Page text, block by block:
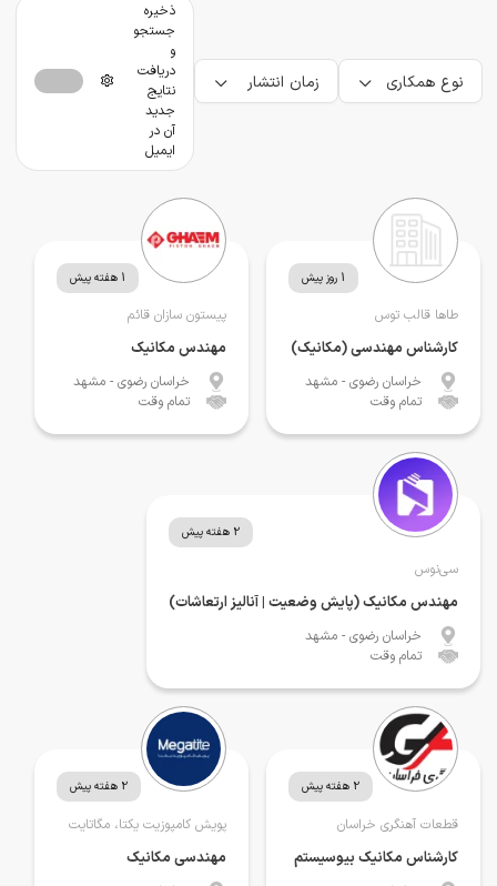
نوع همکاری زمان انتشار
ذخیره
جستجو
و
دریافت
نتایج
جدید
آن در
ایمیل
1 روز پیش
طاها قالب توس
کارشناس مهندسی (مکانیک)
خراسان رضوی - مشهد
تمام وقت
1 هفته پیش
پیستون سازان قائم
مهندس مکانیک
خراسان رضوی - مشهد
تمام وقت
2 هفته پیش
سی‌نوس
مهندس مکانیک (پایش وضعیت | آنالیز ارتعاشات)
خراسان رضوی - مشهد
تمام وقت
2 هفته پیش
قطعات آهنگری خراسان
کارشناس مکانیک بیوسیستم
2 هفته پیش
پویش کامپوزیت یکتا، مگاتایت
مهندسی مکانیک